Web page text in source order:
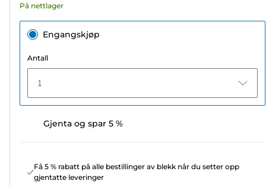
På nettlager
Engangskjøp
Antall
1
Gjenta og spar 5 %
Få 5 % rabatt på alle bestillinger av blekk når du setter opp
gjentatte leveringer